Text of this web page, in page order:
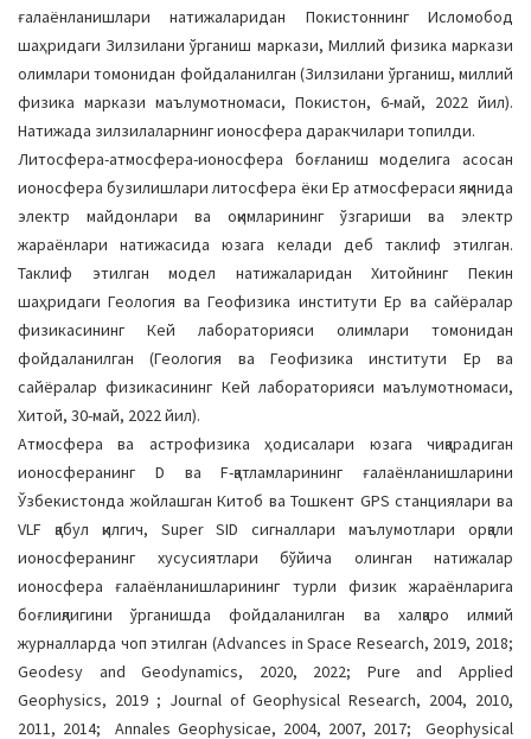
ғалаёнланишлари натижаларидан Покистоннинг Исломобод
шаҳридаги Зилзилани ўрганиш маркази, Миллий физика маркази
олимлари томонидан фойдаланилган (Зилзилани ўрганиш, миллий
физика маркази маълумотномаси, Покистон, 6-май, 2022 йил).
Натижада зилзилаларнинг ионосфера даракчилари топилди.
Литосфера-атмосфера-ионосфера боғланиш моделига асосан
ионосфера бузилишлари литосфера ёки Ер атмосфераси яқинида
электр майдонлари ва оқимларининг ўзгариши ва электр
жараёнлари натижасида юзага келади деб таклиф этилган.
Таклиф этилган модел натижаларидан Хитойнинг Пекин
шаҳридаги Геология ва Геофизика институти Ер ва сайёралар
физикасининг Кей лабораторияси олимлари томонидан
фойдаланилган (Геология ва Геофизика институти Ер ва
сайёралар физикасининг Кей лабораторияси маълумотномаси,
Хитой, 30-май, 2022 йил).
Aтмосфера ва астрофизика ҳодисалари юзага чиқарадиган
ионосферанинг D ва F-қатламларининг ғалаёнланишларини
Ўзбекистонда жойлашган Китоб ва Тошкент GPS станциялари ва
VLF қабул қилгич, Super SID сигналлари маълумотлари орқали
ионосферанинг хусусиятлари бўйича олинган натижалар
ионосфера ғалаёнланишларининг турли физик жараёнларига
боғлиқлигини ўрганишда фойдаланилган ва халқаро илмий
журналларда чоп этилган (Advances in Space Research, 2019, 2018;
Geodesy and Geodynamics, 2020, 2022; Pure and Applied
Geophysics, 2019 ; Journal of Geophysical Research, 2004, 2010,
2011, 2014; Annales Geophysicae, 2004, 2007, 2017; Geophysical